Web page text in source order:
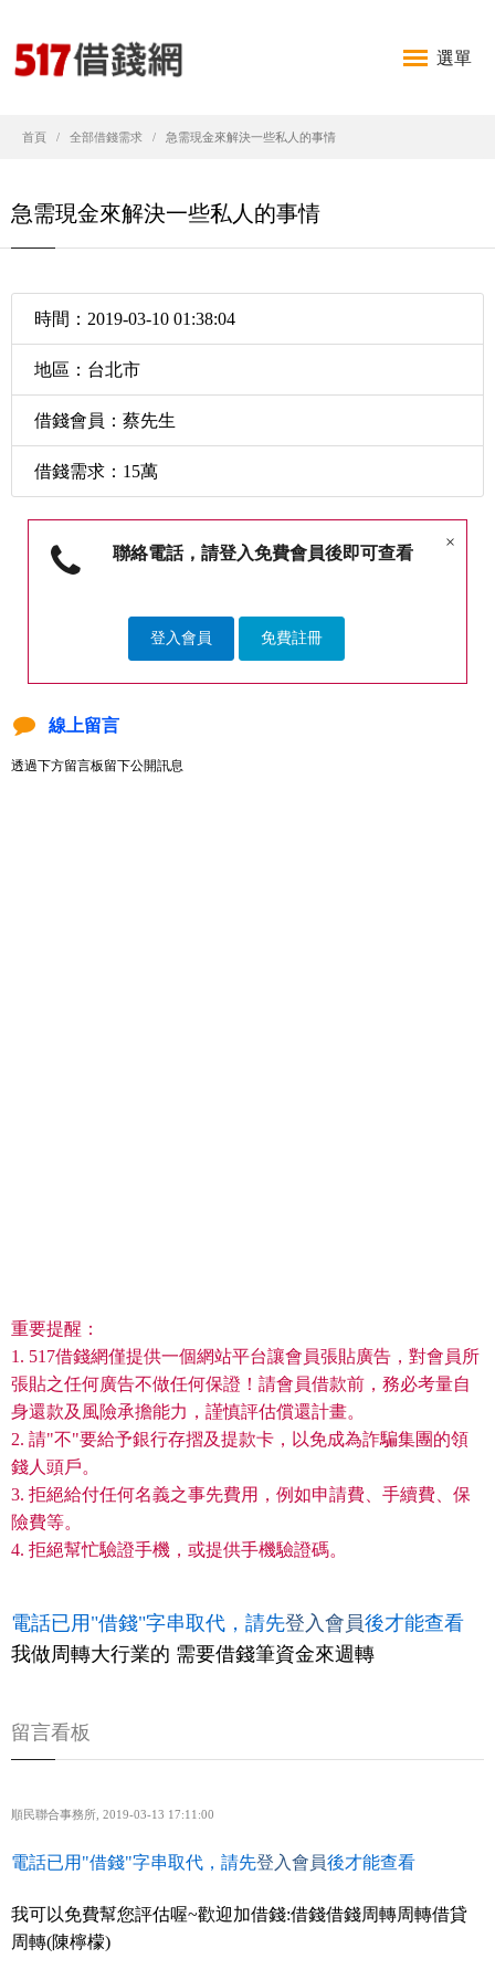
選單
首頁 全部借錢需求 急需現金來解決一些私人的事情
急需現金來解決一些私人的事情
時間：2019-03-10 01:38:04
地區：台北市
借錢會員：蔡先生
借錢需求：15萬
×
聯絡電話，請登入免費會員後即可查看
登入會員 免費註冊
線上留言
透過下方留言板留下公開訊息
重要提醒：
1. 517借錢網僅提供一個網站平台讓會員張貼廣告，對會員所
張貼之任何廣告不做任何保證！請會員借款前，務必考量自
身還款及風險承擔能力，謹慎評估償還計畫。
2. 請"不"要給予銀行存摺及提款卡，以免成為詐騙集團的領
錢人頭戶。
3. 拒絕給付任何名義之事先費用，例如申請費、手續費、保
險費等。
4. 拒絕幫忙驗證手機，或提供手機驗證碼。
電話已用"借錢"字串取代，請先登入會員後才能查看
我做周轉大行業的 需要借錢筆資金來週轉
留言看板
順民聯合事務所 2019-03-13 17:11:00
電話已用"借錢"字串取代，請先登入會員後才能查看
我可以免費幫您評估喔~歡迎加借錢:借錢借錢周轉周轉借貸
周轉(陳檸檬)